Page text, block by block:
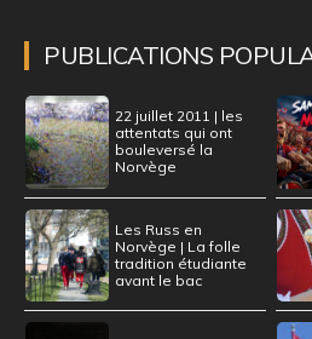
PUBLICATIONS
22 juillet 2011 | les
attentats qui ont
bouleversé la
Norvège
Les Russ en
Norvège | La folle
tradition étudiante
avant le bac